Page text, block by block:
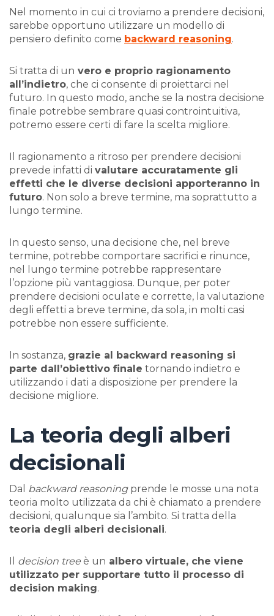
Nel momento in cui ci troviamo a prendere decisioni,
sarebbe opportuno utilizzare un modello di
pensiero definito come backward reasoning.
Si tratta di un vero e proprio ragionamento
all’indietro, che ci consente di proiettarci nel
futuro. In questo modo, anche se la nostra decisione
finale potrebbe sembrare quasi controintuitiva,
potremo essere certi di fare la scelta migliore.
Il ragionamento a ritroso per prendere decisioni
prevede infatti di valutare accuratamente gli
effetti che le diverse decisioni apporteranno in
futuro. Non solo a breve termine, ma soprattutto a
lungo termine.
In questo senso, una decisione che, nel breve
termine, potrebbe comportare sacrifici e rinunce,
nel lungo termine potrebbe rappresentare
l’opzione più vantaggiosa. Dunque, per poter
prendere decisioni oculate e corrette, la valutazione
degli effetti a breve termine, da sola, in molti casi
potrebbe non essere sufficiente.
In sostanza, grazie al backward reasoning si
parte dall’obiettivo finale tornando indietro e
utilizzando i dati a disposizione per prendere la
decisione migliore.
La teoria degli alberi
decisionali
Dal backward reasoningprende le mosse una nota
teoria molto utilizzata da chi è chiamato a prendere
decisioni, qualunque sia l’ambito. Si tratta della
teoria degli alberi decisionali.
decision tree è un albero virtuale, che viene
utilizzato per supportare tutto il processo di
decision making.